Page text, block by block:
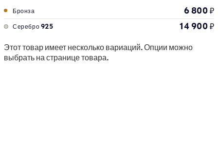
Бронза 6 800₽
Серебро 925 14 900₽
Этот товар имеет несколько вариаций. Опции можно
выбрать на странице товара.